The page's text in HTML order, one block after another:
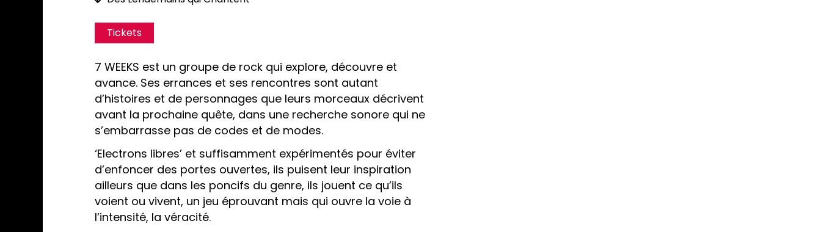
Tickets
7 WEEKS est un groupe de rock qui explore, découvre et
avance. Ses errances et ses rencontres sont autant
d’histoires et de personnages que leurs morceaux décrivent
avant la prochaine quête, dans une recherche sonore qui ne
s’embarrasse pas de codes et de modes.
‘Electrons libres’ et suffisamment expérimentés pour éviter
d’enfoncer des portes ouvertes, ils puisent leur inspiration
ailleurs que dans les poncifs du genre, ils jouent ce qu’ils
voient ou vivent, un jeu éprouvant mais qui ouvre la voie à
l’intensité, la véracité.